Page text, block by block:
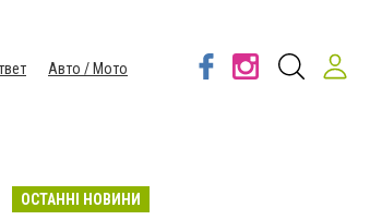
Авто / Мото
ОСТАННІ НОВИНИ